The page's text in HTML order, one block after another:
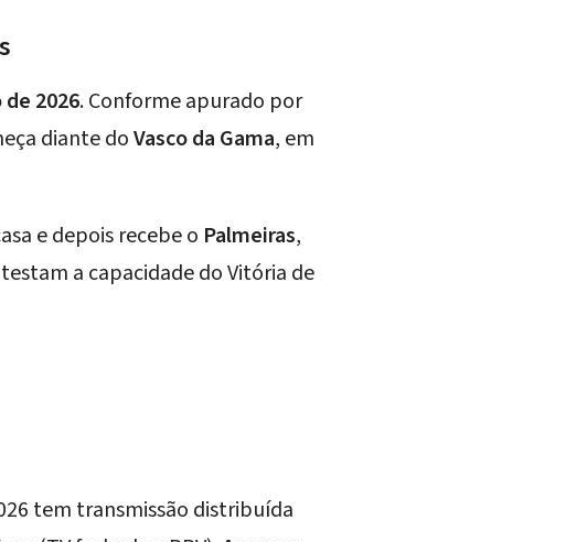
2026. Conforme apurado por
diante doVasco da Gama, em
e depois recebe o Palmeiras,
a capacidade do Vitória de
tem transmissão distribuída